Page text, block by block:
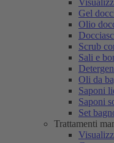
Gel
Olio
Scrub
Sali e
Oli da
Saponi
Saponi
Set
Trattamenti